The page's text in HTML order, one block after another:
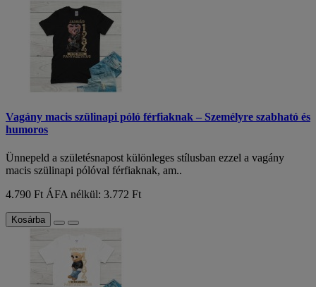
Vagány macis szülinapi póló férfiaknak – Személyre szabható és
humoros
Ünnepeld a születésnapost különleges stílusban ezzel a vagány
macis szülinapi pólóval férfiaknak, am..
4.790 Ft ÁFA nélkül: 3.772 Ft
Kosárba